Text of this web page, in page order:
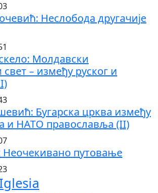
Неслобода другачије
Молдавски
– између руског и
Бугарска црква између
и НАТО православља (II)
Неочекивано путовање